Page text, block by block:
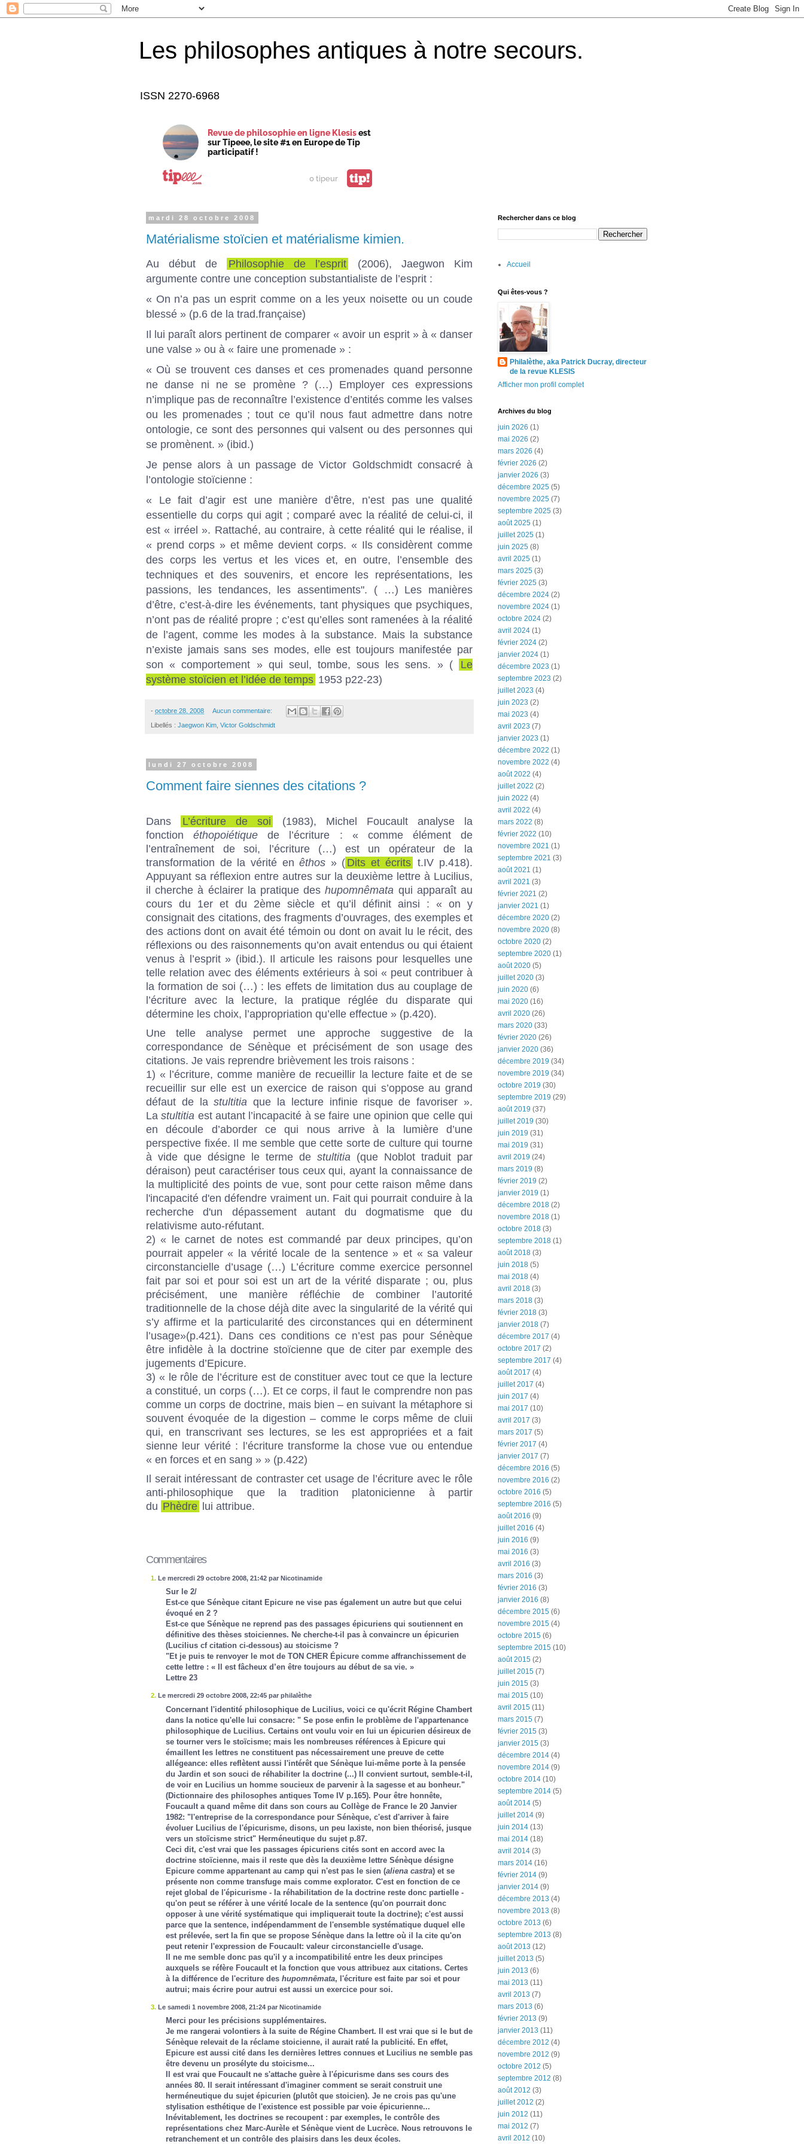
Les philosophes antiques à notre secours.
ISSN 2270-6968
Revue de philosophie en ligne Klesisest
sur Tipeee, le site #1 en Europe de Tip
participatif !
0 tipeur tip!
mardi 28 octobre 2008
Matérialisme stoïcien et matérialisme kimien.
Au début de Philosophie de l’esprit
(2006), Jaegwon Kim
argumente contre une conception substantialiste de l’esprit :
« On n’a pas un esprit comme on a les yeux noisette ou un coude
blessé » (p.6 de la trad.française)
Il lui paraît alors pertinent de comparer « avoir un esprit » à « danser
une valse » ou à « faire une promenade » :
« Où se trouvent ces danses et ces promenades quand personne
ne danse ni ne se promène ? (…) Employer ces expressions
n’implique pas de reconnaître l’existence d’entités comme les valses
ou les promenades ; tout ce qu’il nous faut admettre dans notre
ontologie, ce sont des personnes qui valsent ou des personnes qui
se promènent. » (ibid.)
Je pense alors à un passage de Victor Goldschmidt consacré à
l’ontologie stoïcienne :
« Le fait d’agir est une manière d’être, n’est pas une qualité
essentielle du corps qui agit ; comparé avec la réalité de celui-ci, il
est « irréel ». Rattaché, au contraire, à cette réalité qui le réalise, il
« prend corps » et même devient corps. « Ils considèrent comme
des corps les vertus et les vices et, en outre, l’ensemble des
techniques et des souvenirs, et encore les représentations, les
passions, les tendances, les assentiments". ( …) Les manières
d’être, c’est-à-dire les événements, tant physiques que psychiques,
n’ont pas de réalité propre ; c’est qu’elles sont ramenées à la réalité
de l’agent, comme les modes à la substance. Mais la substance
n’existe jamais sans ses modes, elle est toujours manifestée par
son « comportement » qui seul, tombe, sous les sens. » (
Le
système stoïcien et l’idée de temps 1953 p22-23)
- octobre 28, 2008 Aucun commentaire:
Libellés : Jaegwon Kim Victor Goldschmidt
lundi 27 octobre 2008
Comment faire siennes des citations ?
Dans L’écriture de soi
(1983), Michel Foucault analyse la
fonctionéthopoiétique de l’écriture : « comme élément de
l’entraînement de soi, l’écriture (…) est un opérateur de la
transformation de la vérité enêthos » ( Dits et écrits t.IV p.418).
Appuyant sa réflexion entre autres sur la deuxième lettre à Lucilius,
il cherche à éclairer la pratique deshupomnêmata qui apparaît au
cours du 1er et du 2ème siècle et qu’il définit ainsi : « on y
consignait des citations, des fragments d’ouvrages, des exemples et
des actions dont on avait été témoin ou dont on avait lu le récit, des
réflexions ou des raisonnements qu’on avait entendus ou qui étaient
venus à l’esprit » (ibid.). Il articule les raisons pour lesquelles une
telle relation avec des éléments extérieurs à soi « peut contribuer à
la formation de soi (…) : les effets de limitation dus au couplage de
l’écriture avec la lecture, la pratique réglée du disparate qui
détermine les choix, l’appropriation qu’elle effectue » (p.420).
Une telle analyse permet une approche suggestive de la
correspondance de Sénèque et précisément de son usage des
citations. Je vais reprendre brièvement les trois raisons :
1) « l’écriture, comme manière de recueillir la lecture faite et de se
recueillir sur elle est un exercice de raison qui s’oppose au grand
défaut de lastultitia que la lecture infinie risque de favoriser ».
Lastultitia est autant l’incapacité à se faire une opinion que celle qui
en découle d’aborder ce qui nous arrive à la lumière d’une
perspective fixée. Il me semble que cette sorte de culture qui tourne
à vide que désigne le terme de stultitia (que Noblot traduit par
déraison) peut caractériser tous ceux qui, ayant la connaissance de
la multiplicité des points de vue, sont pour cette raison même dans
l'incapacité d'en défendre vraiment un. Fait qui pourrait conduire à la
recherche d'un dépassement autant du dogmatisme que du
relativisme auto-réfutant.
2) « le carnet de notes est commandé par deux principes, qu’on
pourrait appeler « la vérité locale de la sentence » et « sa valeur
circonstancielle d’usage (…) L’écriture comme exercice personnel
fait par soi et pour soi est un art de la vérité disparate ; ou, plus
précisément, une manière réfléchie de combiner l’autorité
traditionnelle de la chose déjà dite avec la singularité de la vérité qui
s’y affirme et la particularité des circonstances qui en déterminent
l’usage»(p.421). Dans ces conditions ce n’est pas pour Sénèque
être infidèle à la doctrine stoïcienne que de citer par exemple des
jugements d’Epicure.
3) « le rôle de l’écriture est de constituer avec tout ce que la lecture
a constitué, un corps (…). Et ce corps, il faut le comprendre non pas
comme un corps de doctrine, mais bien – en suivant la métaphore si
souvent évoquée de la digestion – comme le corps même de cluii
qui, en transcrivant ses lectures, se les est appropriées et a fait
sienne leur vérité : l’écriture transforme la chose vue ou entendue
« en forces et en sang » » (p.422)
Il serait intéressant de contraster cet usage de l’écriture avec le rôle
anti-philosophique que la tradition platonicienne à partir
du Phèdre lui attribue.
Commentaires
1. Le mercredi 29 octobre 2008, 21:42 par Nicotinamide
Sur le 2/
Est-ce que Sénèque citant Epicure ne vise pas également un autre but que celui
évoqué en 2 ?
Est-ce que Sénèque ne reprend pas des passages épicuriens qui soutiennent en
définitive des thèses stoiciennes. Ne cherche-t-il pas à convaincre un épicurien
(Lucilius cf citation ci-dessous) au stoicisme ?
"Et je puis te renvoyer le mot de TON CHER Épicure comme affranchissement de
cette lettre : « Il est fâcheux d’en être toujours au début de sa vie. »
Lettre 23
2. Le mercredi 29 octobre 2008, 22:45 par philalèthe
Concernant l'identité philosophique de Lucilius, voici ce qu'écrit Régine Chambert
dans la notice qu'elle lui consacre: " Se pose enfin le problème de l'appartenance
philosophique de Lucilius. Certains ont voulu voir en lui un épicurien désireux de
se tourner vers le stoïcisme; mais les nombreuses références à Epicure qui
émaillent les lettres ne constituent pas nécessairement une preuve de cette
allégeance: elles reflètent aussi l'intérêt que Sénèque lui-même porte à la pensée
du Jardin et son souci de réhabiliter la doctrine (...) Il convient surtout, semble-t-il,
de voir en Lucilius un homme soucieux de parvenir à la sagesse et au bonheur."
(Dictionnaire des philosophes antiquesTome IV p.165). Pour être honnête,
Foucault a quand même dit dans son cours au Collège de France le 20 Janvier
1982: "l'entreprise de la correspondance pour Sénèque, c'est d'arriver à faire
évoluer Lucilius de l'épicurisme, disons, un peu laxiste, non bien théorisé, jusque
vers un stoïcisme strict" Herméneutique du sujetp.87.
Ceci dit, c'est vrai que les passages épicuriens cités sont en accord avec la
doctrine stoïcienne, mais il reste que dès la deuxième lettre Sénèque désigne
Epicure comme appartenant au camp qui n'est pas le sien (aliena castra) et se
présente non comme transfuge mais comme explorator. C'est en fonction de ce
rejet global de l'épicurisme - la réhabilitation de la doctrine reste donc partielle -
qu'on peut se référer à une vérité locale de la sentence (qu'on pourrait donc
opposer à une vérité systématique qui impliquerait toute la doctrine); c'est aussi
parce que la sentence, indépendamment de l'ensemble systématique duquel elle
est prélevée, sert la fin que se propose Sénèque dans la lettre où il la cite qu'on
peut retenir l'expression de Foucault: valeur circonstancielle d'usage.
Il ne me semble donc pas qu'il y a incompatibilité entre les deux principes
auxquels se réfère Foucault et la fonction que vous attribuez aux citations. Certes
à la différence de l'ecriture des hupomnêmata, l'écriture est faite par soi et pour
autrui; mais écrire pour autrui est aussi un exercice pour soi.
3. Le samedi 1 novembre 2008, 21:24 par Nicotinamide
Merci pour les précisions supplémentaires.
Je me rangerai volontiers à la suite de Régine Chambert. Il est vrai que si le but de
Sénèque relevait de la réclame stoicienne, il aurait raté la publicité. En effet,
Epicure est aussi cité dans les dernières lettres connues et Lucilius ne semble pas
être devenu un prosélyte du stoicisme...
Il est vrai que Foucault ne s'attache guère à l'épicurisme dans ses cours des
années 80. Il serait intéressant d'imaginer comment se serait construit une
herméneutique du sujet épicurien (plutôt que stoicien). Je ne crois pas qu'une
stylisation esthétique de l'existence est possible par voie épicurienne...
Inévitablement, les doctrines se recoupent : par exemples, le contrôle des
représentations chez Marc-Aurèle et Sénèque vient de Lucrèce. Nous retrouvons le
retranchement et un contrôle des plaisirs dans les deux écoles.
Rechercher dans ce blog
Accueil
Qui êtes-vous ?
Philalèthe, aka Patrick Ducray, directeur
de la revue KLESIS
Afficher mon profil complet
Archives du blog
juin 2026 (1)
mai 2026 (2)
mars 2026 (4)
février 2026 (2)
janvier 2026 (3)
décembre 2025 (5)
novembre 2025 (7)
septembre 2025 (3)
août 2025 (1)
juillet 2025 (1)
juin 2025 (8)
avril 2025 (1)
mars 2025 (3)
février 2025 (3)
décembre 2024 (2)
novembre 2024 (1)
octobre 2024 (2)
avril 2024 (1)
février 2024 (2)
janvier 2024 (1)
décembre 2023 (1)
septembre 2023 (2)
juillet 2023 (4)
juin 2023 (2)
mai 2023 (4)
avril 2023 (7)
janvier 2023 (1)
décembre 2022 (1)
novembre 2022 (4)
août 2022 (4)
juillet 2022 (2)
juin 2022 (4)
avril 2022 (4)
mars 2022 (8)
février 2022 (10)
novembre 2021 (1)
septembre 2021 (3)
août 2021 (1)
avril 2021 (3)
février 2021 (2)
janvier 2021 (1)
décembre 2020 (2)
novembre 2020 (8)
octobre 2020 (2)
septembre 2020 (1)
août 2020 (5)
juillet 2020 (3)
juin 2020 (6)
mai 2020 (16)
avril 2020 (26)
mars 2020 (33)
février 2020 (26)
janvier 2020 (36)
décembre 2019 (34)
novembre 2019 (34)
octobre 2019 (30)
septembre 2019 (29)
août 2019 (37)
juillet 2019 (30)
juin 2019 (31)
mai 2019 (31)
avril 2019 (24)
mars 2019 (8)
février 2019 (2)
janvier 2019 (1)
décembre 2018 (2)
novembre 2018 (1)
octobre 2018 (3)
septembre 2018 (1)
août 2018 (3)
juin 2018 (5)
mai 2018 (4)
avril 2018 (3)
mars 2018 (3)
février 2018 (3)
janvier 2018 (7)
décembre 2017 (4)
octobre 2017 (2)
septembre 2017 (4)
août 2017 (4)
juillet 2017 (4)
juin 2017 (4)
mai 2017 (10)
avril 2017 (3)
mars 2017 (5)
février 2017 (4)
janvier 2017 (7)
décembre 2016 (5)
novembre 2016 (2)
octobre 2016 (5)
septembre 2016 (5)
août 2016 (9)
juillet 2016 (4)
juin 2016 (9)
mai 2016 (3)
avril 2016 (3)
mars 2016 (3)
février 2016 (3)
janvier 2016 (8)
décembre 2015 (6)
novembre 2015 (4)
octobre 2015 (6)
septembre 2015 (10)
août 2015 (2)
juillet 2015 (7)
juin 2015 (3)
mai 2015 (10)
avril 2015 (11)
mars 2015 (7)
février 2015 (3)
janvier 2015 (3)
décembre 2014 (4)
novembre 2014 (9)
octobre 2014 (10)
septembre 2014 (5)
août 2014 (5)
juillet 2014 (9)
juin 2014 (13)
mai 2014 (18)
avril 2014 (3)
mars 2014 (16)
février 2014 (9)
janvier 2014 (9)
décembre 2013 (4)
novembre 2013 (8)
octobre 2013 (6)
septembre 2013 (8)
août 2013 (12)
juillet 2013 (5)
juin 2013 (6)
mai 2013 (11)
avril 2013 (7)
mars 2013 (6)
février 2013 (9)
janvier 2013 (11)
décembre 2012 (4)
novembre 2012 (9)
octobre 2012 (5)
septembre 2012 (8)
août 2012 (3)
juillet 2012 (2)
juin 2012 (11)
mai 2012 (7)
avril 2012 (10)